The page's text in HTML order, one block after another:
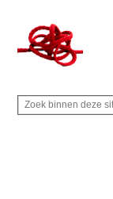
naar
de
inhoud
secondary
naar
de
sidebar
naar
de
Rechts
Z
Z